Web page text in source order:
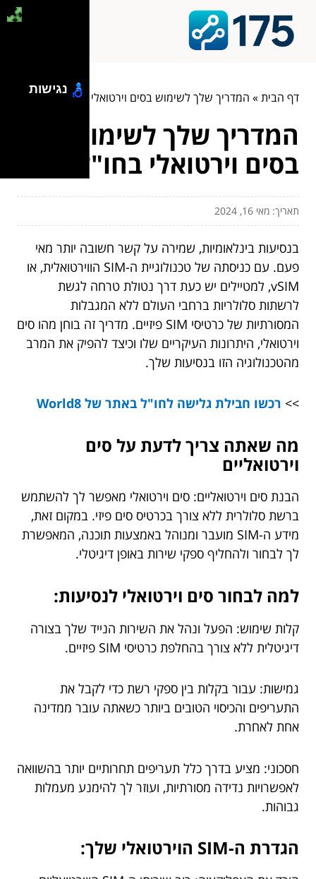
דף הבית» המדריך שלך לשימוש בסים וירטואלי בחו"ל
המדריך שלך לשימוש
בסים וירטואלי בחו"ל
תאריך: מאי 16, 2024
בנסיעות בינלאומיות, שמירה על קשר חשובה יותר מאי
פעם. עם כניסתה של טכנולוגיית ה-SIM הווירטואלית, או
vSIM, למטיילים יש כעת דרך נטולת טרחה לגשת
לרשתות סלולריות ברחבי העולם ללא המגבלות
המסורתיות של כרטיסי SIM פיזיים. מדריך זה בוחן מהו סים
וירטואלי, היתרונות העיקריים שלו וכיצד להפיק את המרב
מהטכנולוגיה הזו בנסיעות שלך.
>> רכשו חבילת גלישה לחו"ל באתר של World8
מה שאתה צריך לדעת על סים
וירטואליים
הבנת סים וירטואליים: סים וירטואלי מאפשר לך להשתמש
ברשת סלולרית ללא צורך בכרטיס סים פיזי. במקום זאת,
מידע ה-SIM מועבר ומנוהל באמצעות תוכנה, המאפשרת
לך לבחור ולהחליף ספקי שירות באופן דיגיטלי.
למה לבחור סים וירטואלי לנסיעות:
קלות שימוש: הפעל ונהל את השירות הנייד שלך בצורה
דיגיטלית ללא צורך בהחלפת כרטיסי SIM פיזיים.
גמישות: עבור בקלות בין ספקי רשת כדי לקבל את
התעריפים והכיסוי הטובים ביותר כשאתה עובר ממדינה
אחת לאחרת.
חסכוני: מציע בדרך כלל תעריפים תחרותיים יותר בהשוואה
לאפשרויות נדידה מסורתיות, ועוזר לך להימנע מעמלות
גבוהות.
הגדרת ה-SIM הוירטואלי שלך:
נגישות